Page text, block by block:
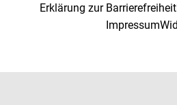
Erklärung zur Barrierefreiheit
Impressum